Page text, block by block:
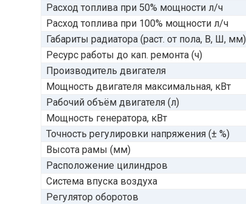
Расход топлива при 50% мощности л/ч
Расход топлива при 100% мощности л/ч
Габариты радиатора (раст. от пола, В, Ш, мм)
Ресурс работы до кап. ремонта (ч)
Производитель двигателя
Мощность двигателя максимальная, кВт
Рабочий объём двигателя (л)
Мощность генератора, кВт
Точность регулировки напряжения (± %)
Высота рамы (мм)
Расположение цилиндров
Система впуска воздуха
Регулятор оборотов